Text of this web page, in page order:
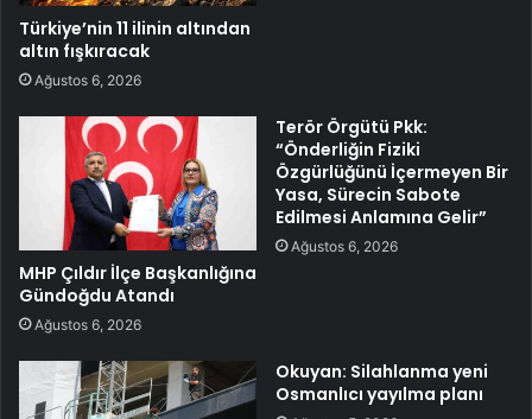
Türkiye’nin 11 ilinin altından
altın fışkıracak
Ağustos 6, 2026
MHP Çıldır İlçe Başkanlığına
Gündoğdu Atandı
Ağustos 6, 2026
Terör Örgütü Pkk:
“Önderliğin Fiziki
Özgürlüğünü İçermeyen Bir
Yasa, Sürecin Sabote
Edilmesi Anlamına Gelir”
Ağustos 6, 2026
Okuyan: Silahlanma yeni
Osmanlıcı yayılma planı